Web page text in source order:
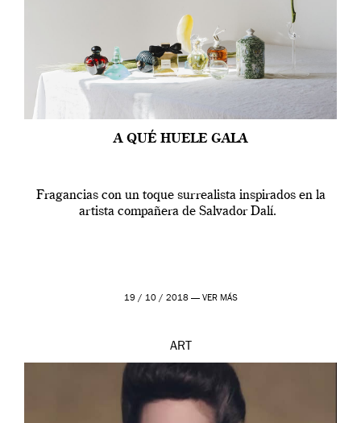
A QUÉ HUELE GALA
Fragancias con un toque surrealista inspirados en la
artista compañera de Salvador Dalí.
19 / 10 / 2018 — VER MÁS
ART